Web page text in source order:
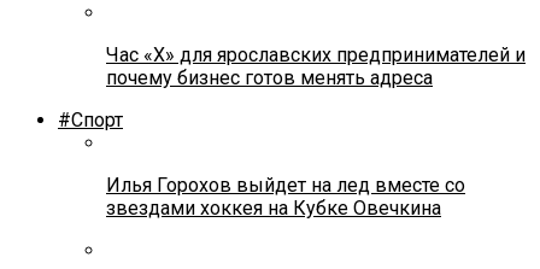
Час «Х» для ярославских предпринимателей и
почему бизнес готов менять адреса
#Спорт
Илья Горохов выйдет на лед вместе со
звездами хоккея на Кубке Овечкина